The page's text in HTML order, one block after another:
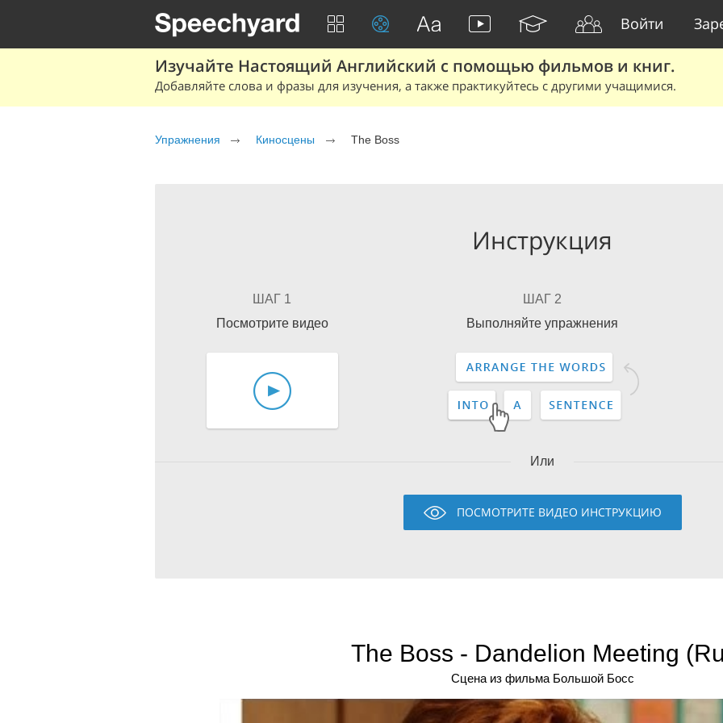
Войти
Изучайте Настоящий Английский с помощью фильмов и книг.
Добавляйте слова и фразы для изучения, а также практикуйтесь с другими учащимися.
Упражнения Киносцены The Boss
Инструкция
ШАГ 1
Посмотрите видео
ШАГ 2
Выполняйте упражнения
Или
ПОСМОТРИТЕ ВИДЕО ИНСТРУКЦИЮ
The Boss - Dandelion Meeting
Сцена из фильма Большой Босс